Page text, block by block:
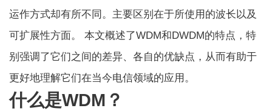
运作方式却有所不同。主要区别在于所使用的波长以及
可扩展性方面。 本文概述了WDM和DWDM的特点，特
别强调了它们之间的差异、各自的优缺点，从而有助于
更好地理解它们在当今电信领域的应用。
什么是WDM？